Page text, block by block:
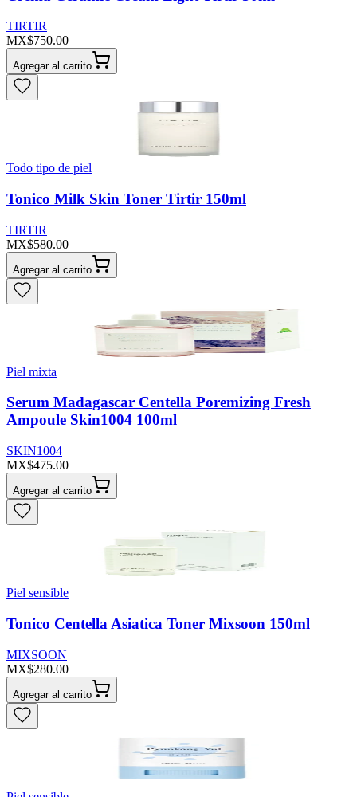
TIRTIR
MX$750.00
Agregar al carrito
Todo tipo de piel
Tonico Milk Skin Toner Tirtir 150ml
TIRTIR
MX$580.00
Agregar al carrito
Piel mixta
Serum Madagascar Centella Poremizing Fresh
Ampoule Skin1004 100ml
SKIN1004
MX$475.00
Agregar al carrito
Piel sensible
Tonico Centella Asiatica Toner Mixsoon 150ml
MIXSOON
MX$280.00
Agregar al carrito